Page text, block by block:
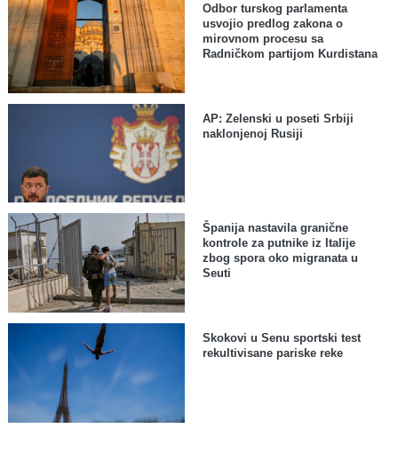
Odbor turskog parlamenta
usvojio predlog zakona o
mirovnom procesu sa
Radničkom partijom Kurdistana
AP: Zelenski u poseti Srbiji
naklonjenoj Rusiji
Španija nastavila granične
kontrole za putnike iz Italije
zbog spora oko migranata u
Seuti
Skokovi u Senu sportski test
rekultivisane pariske reke